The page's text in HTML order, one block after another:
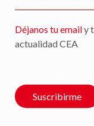
Déjanos tu emaily
actualidad CEA
Suscribirme